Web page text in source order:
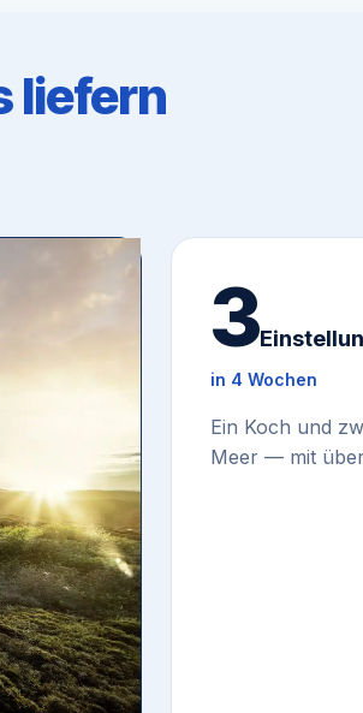
liefern
3
in 4 Wochen
Ein Koch und
Meer — mit